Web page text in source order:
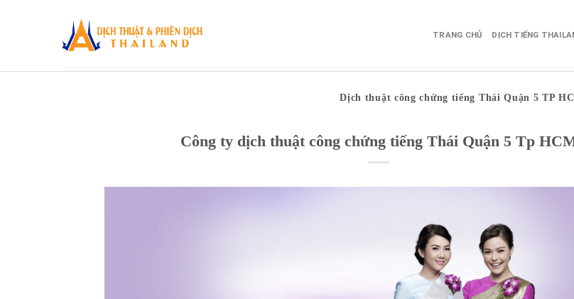
TRANG CHỦ DỊCH TIẾNG
Dịch thuật công chứng tiếng Thái Quận 5 TP
Công ty dịch thuật công chứng tiếng Thái Quận 5 Tp